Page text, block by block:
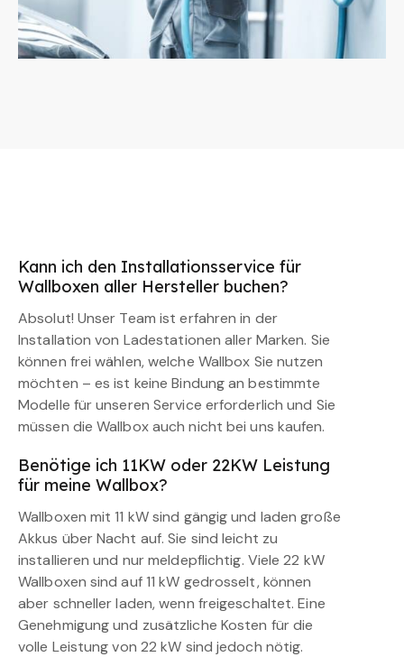
Kann ich den Installationsservice für
Wallboxen aller Hersteller buchen?
Absolut! Unser Team ist erfahren in der
Installation von Ladestationen aller Marken. Sie
können frei wählen, welche Wallbox Sie nutzen
möchten – es ist keine Bindung an bestimmte
Modelle für unseren Service erforderlich und Sie
müssen die Wallbox auch nicht bei uns kaufen.
Benötige ich 11KW oder 22KW Leistung
für meine Wallbox?
Wallboxen mit 11 kW sind gängig und laden große
Akkus über Nacht auf. Sie sind leicht zu
installieren und nur meldepflichtig. Viele 22 kW
Wallboxen sind auf 11 kW gedrosselt, können
aber schneller laden, wenn freigeschaltet. Eine
Genehmigung und zusätzliche Kosten für die
volle Leistung von 22 kW sind jedoch nötig.